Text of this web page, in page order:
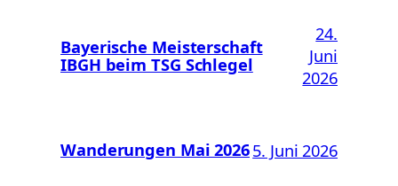
Bayerische Meisterschaft
IBGH beim TSG Schlegel
24.
Juni
2026
Wanderungen Mai 20265. Juni 2026